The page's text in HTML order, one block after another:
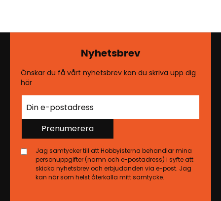
Nyhetsbrev
Önskar du få vårt nyhetsbrev kan du skriva upp dig
här
Prenumerera
Jag samtycker till att Hobbyisterna behandlar mina
personuppgifter (namn och e-postadress) i syfte att
skicka nyhetsbrev och erbjudanden via e-post. Jag
kan när som helst återkalla mitt samtycke.